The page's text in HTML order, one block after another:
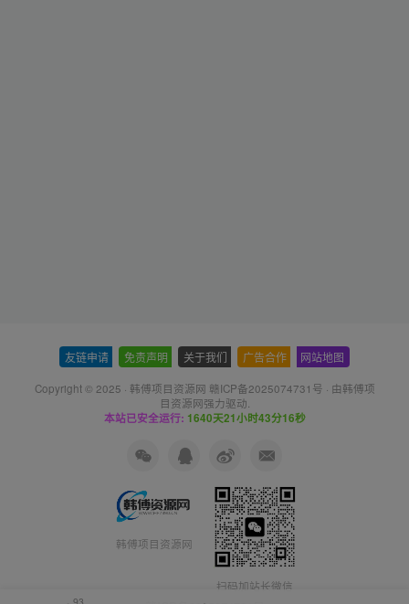
友链申请 免责声明 关于我们 广告合作 网站地图
Copyright © 2025 · 韩傅项目资源网 赣ICP备2025074731号 · 由韩傅项
目资源网强力驱动.
本站已安全运行: 1640天21小时43分16秒
韩傅项目资源网
扫码加站长微信